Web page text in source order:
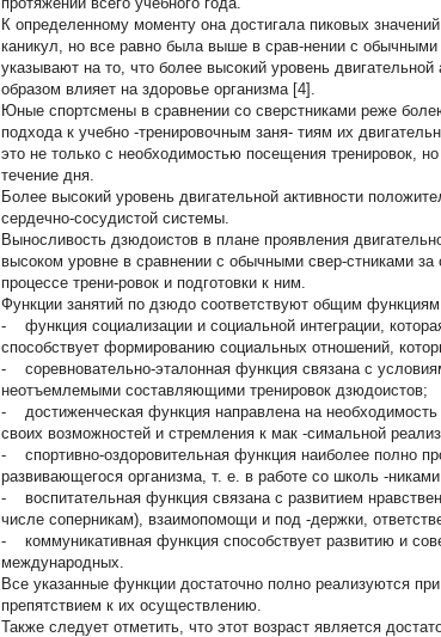
К определенному моменту она достигала пиковых
каникул, но все равно была выше в срав-нении с
указывают на то, что более высокий уровень
образом влияет на здоровье организма [4].
Юные спортсмены в сравнении со сверстниками реже
подхода к учебно -тренировочным заня- тиям их
это не только с необходимостью посещения тренировок,
течение дня.
Более высокий уровень двигательной активности
сердечно-сосудистой системы.
Выносливость дзюдоистов в плане проявления
высоком уровне в сравнении с обычными свер-стниками
процессе трени-ровок и подготовки к ним.
Функции занятий по дзюдо соответствуют общим
- функция социализации и социальной интеграции,
способствует формированию социальных отношений,
- соревновательно-эталонная функция связана с
неотъемлемыми составляющими тренировок дзюдоистов;
- достиженческая функция направлена на
своих возможностей и стремления к мак -симальной
- спортивно-оздоровительная функция наиболее полно
развивающегося организма, т. е. в работе со школь -
- воспитательная функция связана с развитием
числе соперникам), взаимопомощи и под -держки,
- коммуникативная функция способствует развитию и
международных.
Все указанные функции достаточно полно реализуются
препятствием к их осуществлению.
Также следует отметить, что этот возраст является